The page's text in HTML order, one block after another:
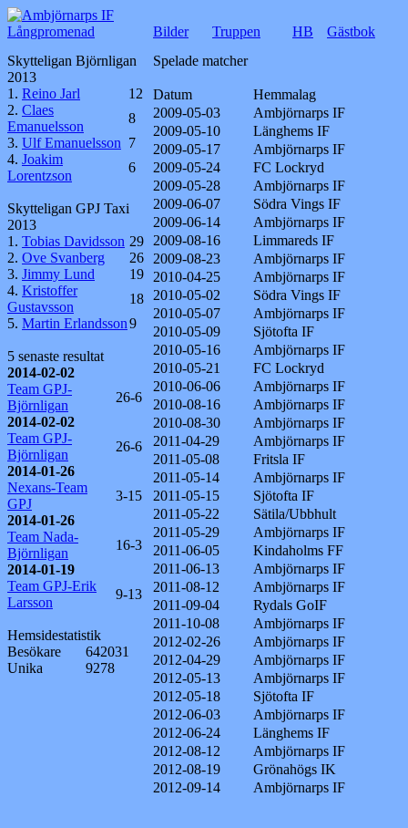
Långpromenad Bilder Truppen HB
Gästbok
Skytteligan Björnligan
2013
1. Reino Jarl
12
2. Claes
Emanuelsson
8
3. Ulf Emanuelsson 7
4. Joakim
Lorentzson
6
Skytteligan GPJ Taxi
2013
1. Tobias Davidsson 29
2. Ove Svanberg
26
3. Jimmy Lund
19
4. Kristoffer
Gustavsson
18
5. Martin Erlandsson9
5 senaste resultat
2014-02-02
Team GPJ-
Björnligan
26-6
2014-02-02
Team GPJ-
Björnligan
26-6
2014-01-26
Nexans-Team
GPJ
3-15
2014-01-26
Team Nada-
Björnligan
16-3
2014-01-19
Team GPJ-Erik
Larsson
9-13
Hemsidestatistik
Besökare
642031
Unika
9278
Spelade matcher
Datum
Hemmalag
2009-05-03
Ambjörnarps IF
2009-05-10
Länghems IF
2009-05-17
Ambjörnarps IF
2009-05-24
FC Lockryd
2009-05-28
Ambjörnarps IF
2009-06-07
Södra Vings IF
2009-06-14
Ambjörnarps IF
2009-08-16
Limmareds IF
2009-08-23
Ambjörnarps IF
2010-04-25
Ambjörnarps IF
2010-05-02
Södra Vings IF
2010-05-07
Ambjörnarps IF
2010-05-09
Sjötofta IF
2010-05-16
Ambjörnarps IF
2010-05-21
FC Lockryd
2010-06-06
Ambjörnarps IF
2010-08-16
Ambjörnarps IF
2010-08-30
Ambjörnarps IF
2011-04-29
Ambjörnarps IF
2011-05-08
Fritsla IF
2011-05-14
Ambjörnarps IF
2011-05-15
Sjötofta IF
2011-05-22
Sätila/Ubbhult
2011-05-29
Ambjörnarps IF
2011-06-05
Kindaholms FF
2011-06-13
Ambjörnarps IF
2011-08-12
Ambjörnarps IF
2011-09-04
Rydals GoIF
2011-10-08
Ambjörnarps IF
2012-02-26
Ambjörnarps IF
2012-04-29
Ambjörnarps IF
2012-05-13
Ambjörnarps IF
2012-05-18
Sjötofta IF
2012-06-03
Ambjörnarps IF
2012-06-24
Länghems IF
2012-08-12
Ambjörnarps IF
2012-08-19
Grönahögs IK
2012-09-14
Ambjörnarps IF